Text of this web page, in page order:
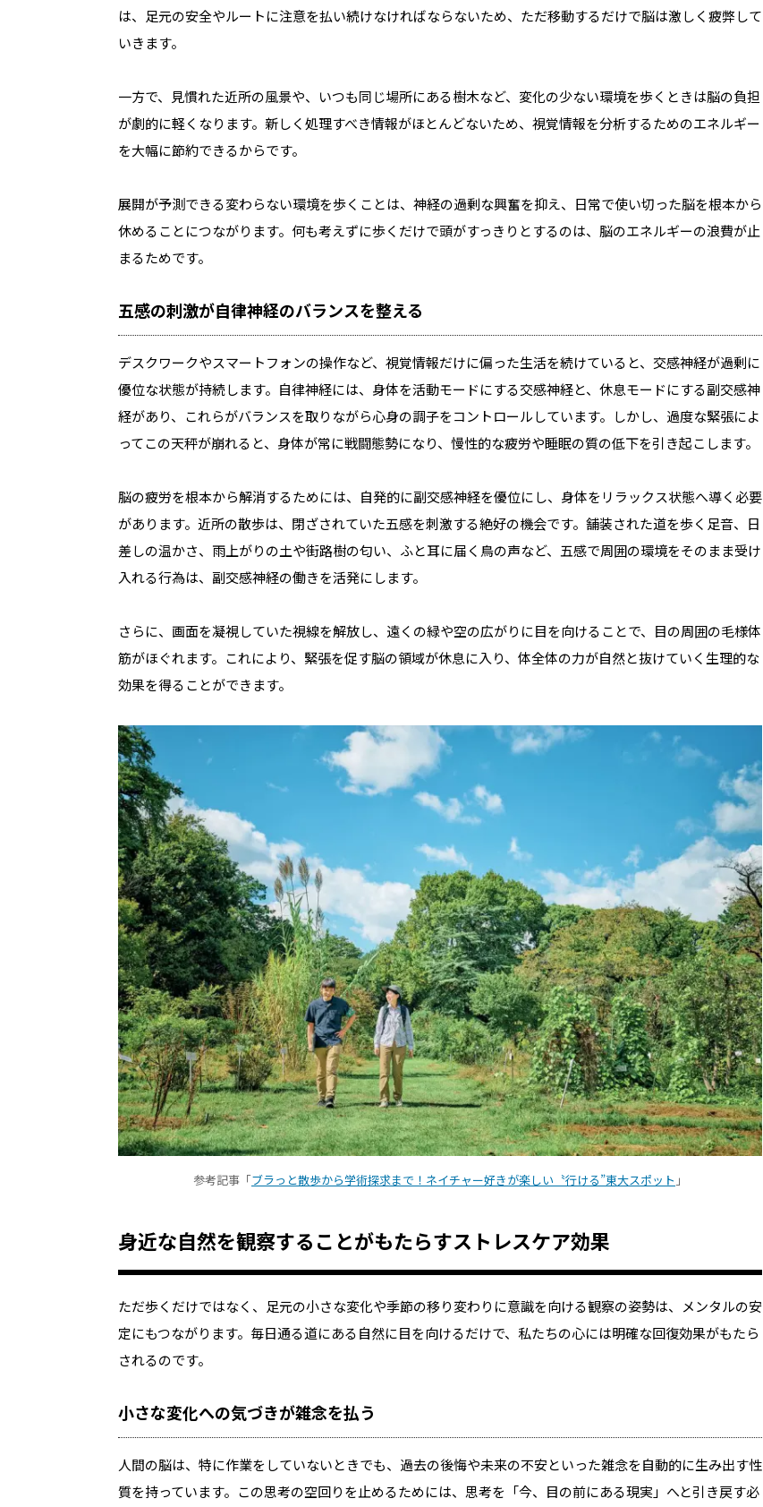
は、足元の安全やルートに注意を払い続けなければならないため、ただ移動するだけで脳は激しく疲弊して
いきます。
一方で、見慣れた近所の風景や、いつも同じ場所にある樹木など、変化の少ない環境を歩くときは脳の負担
が劇的に軽くなります。新しく処理すべき情報がほとんどないため、視覚情報を分析するためのエネルギー
を大幅に節約できるからです。
展開が予測できる変わらない環境を歩くことは、神経の過剰な興奮を抑え、日常で使い切った脳を根本から
休めることにつながります。何も考えずに歩くだけで頭がすっきりとするのは、脳のエネルギーの浪費が止
まるためです。
五感の刺激が自律神経のバランスを整える
デスクワークやスマートフォンの操作など、視覚情報だけに偏った生活を続けていると、交感神経が過剰に
優位な状態が持続します。自律神経には、身体を活動モードにする交感神経と、休息モードにする副交感神
経があり、これらがバランスを取りながら心身の調子をコントロールしています。しかし、過度な緊張によ
ってこの天秤が崩れると、身体が常に戦闘態勢になり、慢性的な疲労や睡眠の質の低下を引き起こします。
脳の疲労を根本から解消するためには、自発的に副交感神経を優位にし、身体をリラックス状態へ導く必要
があります。近所の散歩は、閉ざされていた五感を刺激する絶好の機会です。舗装された道を歩く足音、日
差しの温かさ、雨上がりの土や街路樹の匂い、ふと耳に届く鳥の声など、五感で周囲の環境をそのまま受け
入れる行為は、副交感神経の働きを活発にします。
さらに、画面を凝視していた視線を解放し、遠くの緑や空の広がりに目を向けることで、目の周囲の毛様体
筋がほぐれます。これにより、緊張を促す脳の領域が休息に入り、体全体の力が自然と抜けていく生理的な
効果を得ることができます。
参考記事「ブラっと散歩から学術探求まで！ネイチャー好きが楽しい〝行ける”東大スポット 」
身近な自然を観察することがもたらすストレスケア効果
ただ歩くだけではなく、足元の小さな変化や季節の移り変わりに意識を向ける観察の姿勢は、メンタルの安
定にもつながります。毎日通る道にある自然に目を向けるだけで、私たちの心には明確な回復効果がもたら
されるのです。
小さな変化への気づきが雑念を払う
人間の脳は、特に作業をしていないときでも、過去の後悔や未来の不安といった雑念を自動的に生み出す性
質を持っています。この思考の空回りを止めるためには、思考を「今、目の前にある現実」へと引き戻す必